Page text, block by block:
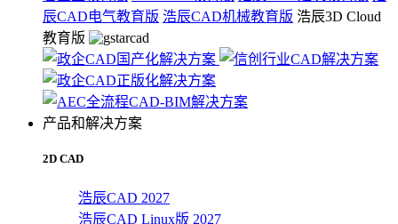
辰CAD电气教育版 浩辰CAD机械教育版 浩辰3D Cloud
教育版
产品和解决方案
2D CAD
浩辰CAD 2027
浩辰CAD Linux版 2027